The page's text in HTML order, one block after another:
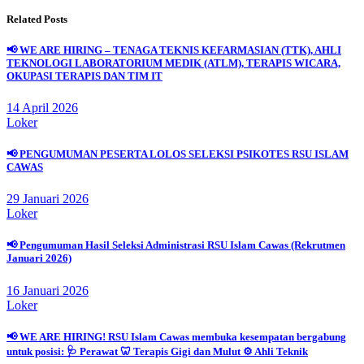
Related Posts
📢 WE ARE HIRING – TENAGA TEKNIS KEFARMASIAN (TTK), AHLI
TEKNOLOGI LABORATORIUM MEDIK (ATLM), TERAPIS WICARA,
OKUPASI TERAPIS DAN TIM IT
14 April 2026
Loker
📢 PENGUMUMAN PESERTA LOLOS SELEKSI PSIKOTES RSU ISLAM
CAWAS
29 Januari 2026
Loker
📢 Pengumuman Hasil Seleksi Administrasi RSU Islam Cawas (Rekrutmen
Januari 2026)
16 Januari 2026
Loker
📢 WE ARE HIRING! RSU Islam Cawas membuka kesempatan bergabung
untuk posisi: 🩺 Perawat 🦷 Terapis Gigi dan Mulut ⚙️ Ahli Teknik